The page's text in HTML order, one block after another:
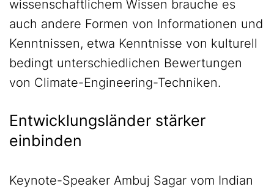
wissenschaftlichem Wissen brauche es
auch andere Formen von Informationen und
Kenntnissen, etwa Kenntnisse von kulturell
bedingt unterschiedlichen Bewertungen
von Climate-Engineering-Techniken.
Entwicklungsländer stärker
einbinden
Keynote-Speaker Ambuj Sagar vom Indian